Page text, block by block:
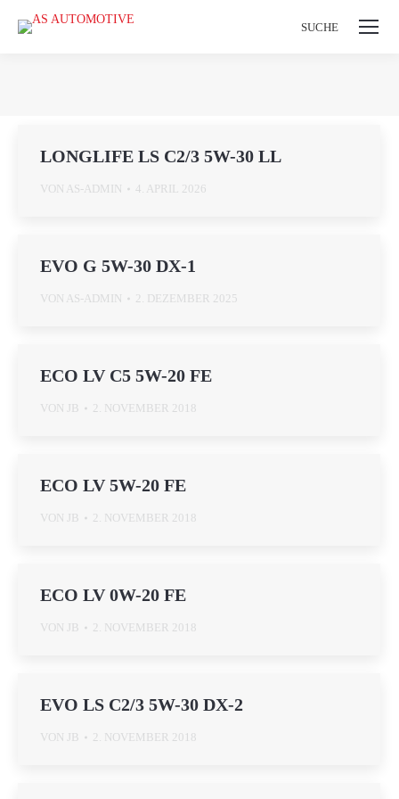
Search:
SUCHE
LONGLIFE LS C2/3 5W-30 LL
VON AS-ADMIN 4. APRIL 2026
EVO G 5W-30 DX-1
VON AS-ADMIN 2. DEZEMBER 2025
ECO LV C5 5W-20 FE
VON JB 2. NOVEMBER 2018
ECO LV 5W-20 FE
VON JB 2. NOVEMBER 2018
ECO LV 0W-20 FE
VON JB 2. NOVEMBER 2018
EVO LS C2/3 5W-30 DX-2
VON JB 2. NOVEMBER 2018